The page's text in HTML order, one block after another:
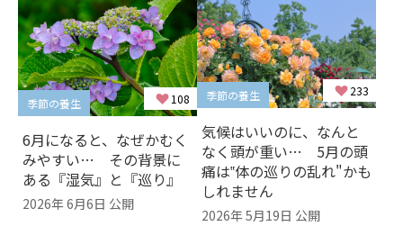
季節の養生 108
6月になると、なぜかむく
みやすい… その背景に
ある『湿気』と『巡り』
2026年 6月6日 公開
季節の養生 233
気候はいいのに、なんと
なく頭が重い… 5月の頭
痛は‟体の巡りの乱れ"かも
しれません
2026年 5月19日 公開